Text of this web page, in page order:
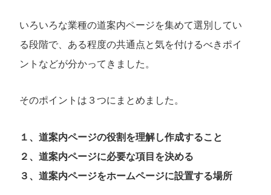
いろいろな業種の道案内ページを集めて選別してい
る段階で、ある程度の共通点と気を付けるべきポイ
ントなどが分かってきました。
そのポイントは３つにまとめました。
１、道案内ページの役割を理解し作成すること
２、道案内ページに必要な項目を決める
３、道案内ページをホームページに設置する場所